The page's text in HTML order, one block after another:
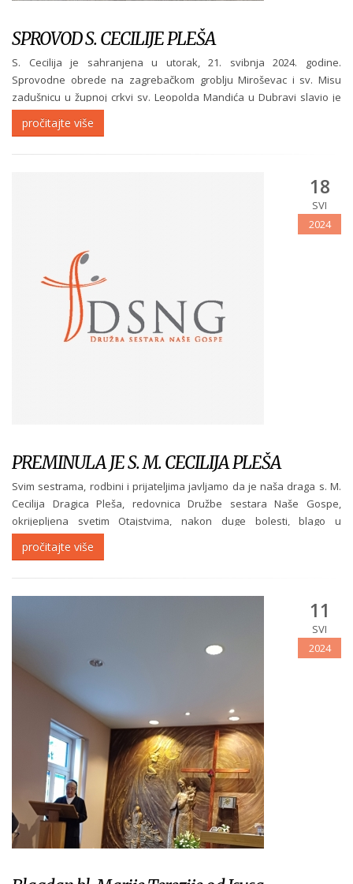
SPROVOD S. CECILIJE PLEŠA
S. Cecilija je sahranjena u utorak, 21. svibnja 2024. godine.
Sprovodne obrede na zagrebačkom groblju Miroševac i sv. Misu
zadušnicu u župnoj crkvi sv. Leopolda Mandića u Dubravi slavio je
don. Anton Šuljić u nazočnosti svećenika, redovnica iz raznih
zajednica, obitelji,...
pročitajte više
18
SVI
2024
PREMINULA JE S. M. CECILIJA PLEŠA
Svim sestrama, rodbini i prijateljima javljamo da je naša draga s. M.
Cecilija Dragica Pleša, redovnica Družbe sestara Naše Gospe,
okrijepljena svetim Otajstvima, nakon duge bolesti, blago u
Gospodinu preminula 18. svibnja 2024 u 78. godini života i 54. godini
redovništva. Sprovod...
pročitajte više
11
SVI
2024